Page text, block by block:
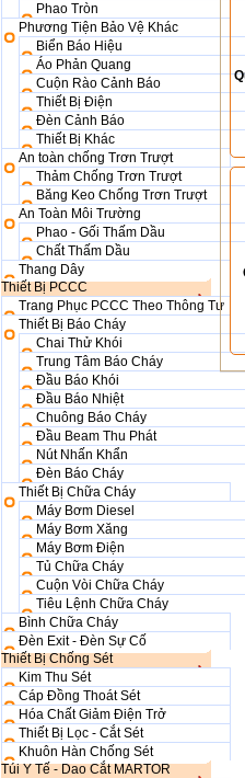
Phao Tròn
Phương Tiện Bảo Vệ Khác
Biển Báo Hiệu
Áo Phản Quang
Cuộn Rào Cảnh Báo
Thiết Bị Điện
Đèn Cảnh Báo
Thiết Bị Khác
An toàn chống Trơn Trượt
Thảm Chống Trơn Trượt
Băng Keo Chống Trơn Trượt
An Toàn Môi Trường
Phao - Gối Thấm Dầu
Chất Thấm Dầu
Thang Dây
Thiết Bị PCCC
Trang Phục PCCC Theo Thông Tư
Thiết Bị Báo Cháy
Chai Thử Khói
Trung Tâm Báo Cháy
Đầu Báo Khói
Đầu Báo Nhiệt
Chuông Báo Cháy
Đầu Beam Thu Phát
Nút Nhấn Khẩn
Đèn Báo Cháy
Thiết Bị Chữa Cháy
Máy Bơm Diesel
Máy Bơm Xăng
Máy Bơm Điện
Tủ Chữa Cháy
Cuộn Vòi Chữa Cháy
Tiêu Lệnh Chữa Cháy
Bình Chữa Cháy
Đèn Exit - Đèn Sự Cố
Thiết Bị Chống Sét
Kim Thu Sét
Cáp Đồng Thoát Sét
Hóa Chất Giảm Điện Trở
Thiết Bị Lọc - Cắt Sét
Khuôn Hàn Chống Sét
Túi Y Tế - Dao Cắt MARTOR